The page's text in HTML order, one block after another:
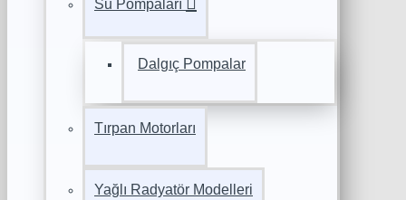
Su Pompaları
Dalgıç Pompalar
Tırpan Motorları
Yağlı Radyatör Modelleri